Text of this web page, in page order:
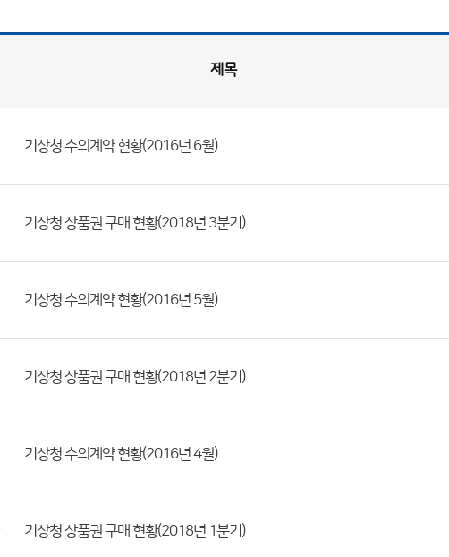
제목
기상청 수의계약 현황(2016년 6월)
기상청 상품권 구매 현황(2018년 3분기)
기상청 수의계약 현황(2016년 5월)
기상청 상품권 구매 현황(2018년 2분기)
기상청 수의계약 현황(2016년 4월)
기상청 상품권 구매 현황(2018년 1분기)